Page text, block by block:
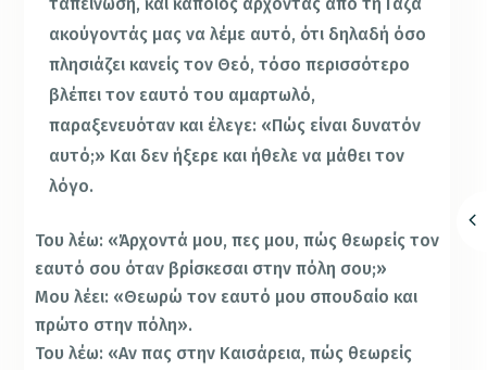
ακούγοντάς μας να λέμε αυτό, ότι δηλαδή όσο
πλησιάζει κανείς τον Θεό, τόσο περισσότερο
βλέπει τον εαυτό του αμαρτωλό,
παραξενευόταν και έλεγε: «Πώς είναι δυνατόν
αυτό;» Και δεν ήξερε και ήθελε να μάθει τον
λόγο.
Του λέω: «Άρχοντά μου, πες μου, πώς θεωρείς τον
εαυτό σου όταν βρίσκεσαι στην πόλη σου;»
Μου λέει: «Θεωρώ τον εαυτό μου σπουδαίο και
πρώτο στην πόλη».
Του λέω: «Αν πας στην Καισάρεια, πώς θεωρείς